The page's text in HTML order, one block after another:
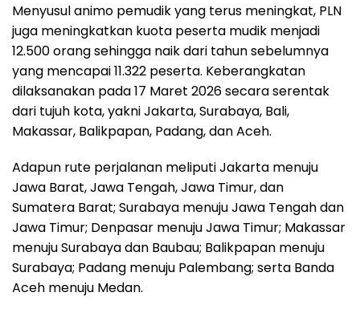
Menyusul animo pemudik yang terus meningkat, PLN
juga meningkatkan kuota peserta mudik menjadi
12.500 orang sehingga naik dari tahun sebelumnya
yang mencapai 11.322 peserta. Keberangkatan
dilaksanakan pada 17 Maret 2026 secara serentak
dari tujuh kota, yakni Jakarta, Surabaya, Bali,
Makassar, Balikpapan, Padang, dan Aceh.
Adapun rute perjalanan meliputi Jakarta menuju
Jawa Barat, Jawa Tengah, Jawa Timur, dan
Sumatera Barat; Surabaya menuju Jawa Tengah dan
Jawa Timur; Denpasar menuju Jawa Timur; Makassar
menuju Surabaya dan Baubau; Balikpapan menuju
Surabaya; Padang menuju Palembang; serta Banda
Aceh menuju Medan.